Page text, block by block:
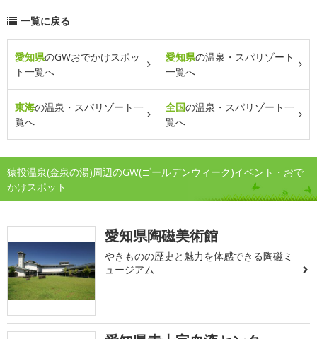
一覧に戻る
愛知県のGWおでかけスポッ
ト一覧へ
愛知県の温泉・スパリゾート
一覧へ
東海の温泉・スパリゾート一
覧へ
全国の温泉・スパリゾート一
覧へ
猿投温泉(金泉の湯)周辺のGW(ゴールデンウィーク)イベント・おで
かけスポット
愛知県陶磁美術館
やきものの歴史と魅力を体感できる陶磁ミ
ュージアム